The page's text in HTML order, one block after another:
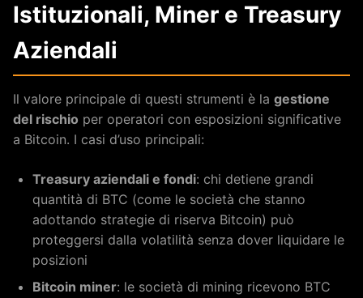
Istituzionali, Miner e Treasury
Aziendali
Il valore principale di questi strumenti è la gestione
del rischio per operatori con esposizioni significative
a Bitcoin. I casi d’uso principali:
Treasury aziendali e fondi: chi detiene grandi
quantità di BTC (come le società che stanno
adottando strategie di riserva Bitcoin) può
proteggersi dalla volatilità senza dover liquidare le
posizioni
Bitcoin miner: le società di mining ricevono BTC